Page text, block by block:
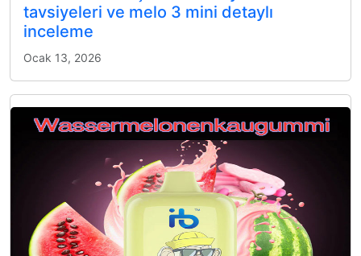
tavsiyeleri ve melo 3 mini detaylı
inceleme
Ocak 13, 2026